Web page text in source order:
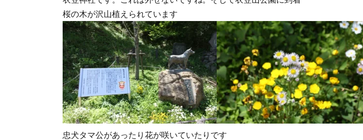
桜の木が沢山植えられています
忠犬タマ公があったり花が咲いていたりです